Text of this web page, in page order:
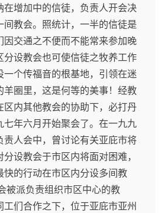
在增加中的信徒，负责人开会决
间教会。照统计，一半的信徒是
因交通之不便而不能常来参加晚
分设教会也可使信徒之牧养工作
一个传福音的根基地，引领在迷
羊圈里，这是何等的美事！经教
区内其他教会的协助下，必打丹
七年六月开始聚会了。在一九九
责人会中，曾讨论有关亚庇市将
设教会于市区内将面对困难，
快的行动在市区内分设多间教
被派负责组织市区中心的教
工们合作之下，位于亚庇市亚州